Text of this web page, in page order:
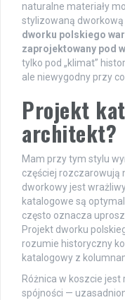
naturalne materiały
stylizowaną dworkową
dworku polskiego
zaprojektowany pod
tylko pod „klimat”
ale niewygodny przy
Projekt
architekt?
Mam przy tym stylu
częściej rozczarowują
dworkowy jest
katalogowe są
często oznacza
Projekt dworku
rozumie historyczny
katalogowy z
Różnica w koszcie
spójności —